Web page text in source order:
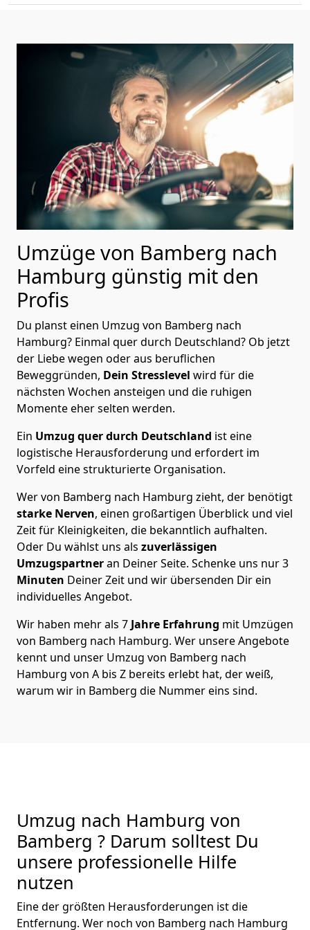
Umzüge von Bamberg nach
Hamburg günstig mit den
Profis
Du planst einen Umzug von Bamberg nach
Hamburg? Einmal quer durch Deutschland? Ob jetzt
der Liebe wegen oder aus beruflichen
Beweggründen, Dein Stresslevel wird für die
nächsten Wochen ansteigen und die ruhigen
Momente eher selten werden.
Ein Umzug quer durch Deutschland ist eine
logistische Herausforderung und erfordert im
Vorfeld eine strukturierte Organisation.
Wer von Bamberg nach Hamburg zieht, der benötigt
starke Nerven, einen großartigen Überblick und viel
Zeit für Kleinigkeiten, die bekanntlich aufhalten.
Oder Du wählst uns als zuverlässigen
Umzugspartneran Deiner Seite. Schenke uns nur3
Minuten Deiner Zeit und wir übersenden Dir ein
individuelles Angebot.
Wir haben mehr als 7 Jahre Erfahrung mit Umzügen
von Bamberg nach Hamburg. Wer unsere Angebote
kennt und unser Umzug von Bamberg nach
Hamburg von A bis Z bereits erlebt hat, der weiß,
warum wir in Bamberg die Nummer eins sind.
Umzug nach Hamburg von
Bamberg ? Darum solltest Du
unsere professionelle Hilfe
nutzen
Eine der größten Herausforderungen ist die
Entfernung. Wer noch von Bamberg nach Hamburg